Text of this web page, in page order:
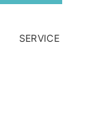
SERVICE